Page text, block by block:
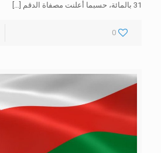
31 بالمائة، حسبما أعلنت مصفاة الدقم
[…]
0